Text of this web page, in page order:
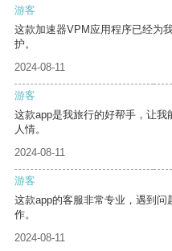
游客
这款加速器VPM应用程序已经为
护。
2024-08-11
游客
这款app是我旅行的好帮手，让
人情。
2024-08-11
游客
这款app的客服非常专业，遇到
作。
2024-08-11